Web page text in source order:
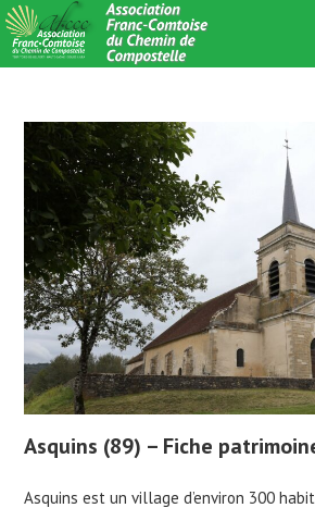
Skip
to
content
Asquins (89) – Fiche
Asquins est un village d’environ 300